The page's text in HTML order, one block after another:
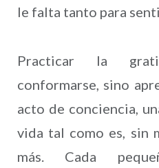
le falta tanto para
Practicar la
conformarse, sino
acto de conciencia,
vida tal como es, sin
más. Cada